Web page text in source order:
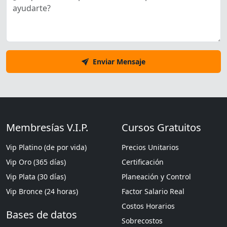
Enviar Mensaje
Membresías V.I.P.
Vip Platino (de por vida)
Vip Oro (365 días)
Vip Plata (30 días)
Vip Bronce (24 horas)
Bases de datos
Cursos Gratuitos
Precios Unitarios
Certificación
Planeación y Control
Factor Salario Real
Costos Horarios
Sobrecostos